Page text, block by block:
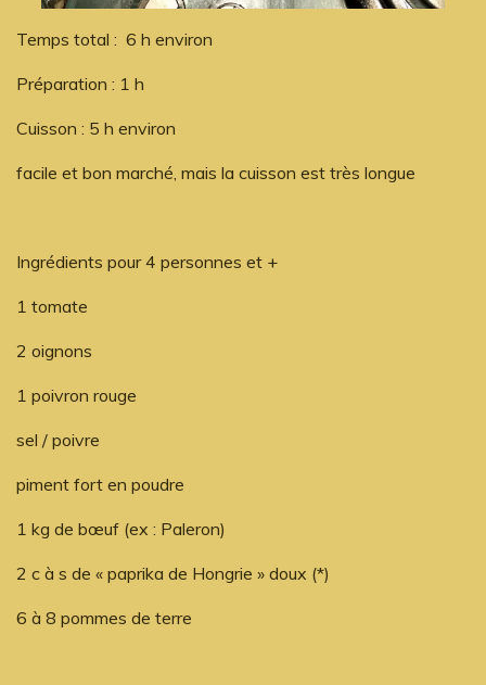
Temps total : 6 h environ
Préparation : 1 h
Cuisson : 5 h environ
facile et bon marché, mais la cuisson est très longue
Ingrédients pour 4 personnes et +
1 tomate
2 oignons
1 poivron rouge
sel / poivre
piment fort en poudre
1 kg de bœuf (ex : Paleron)
2 c à s de « paprika de Hongrie » doux (*)
6 à 8 pommes de terre